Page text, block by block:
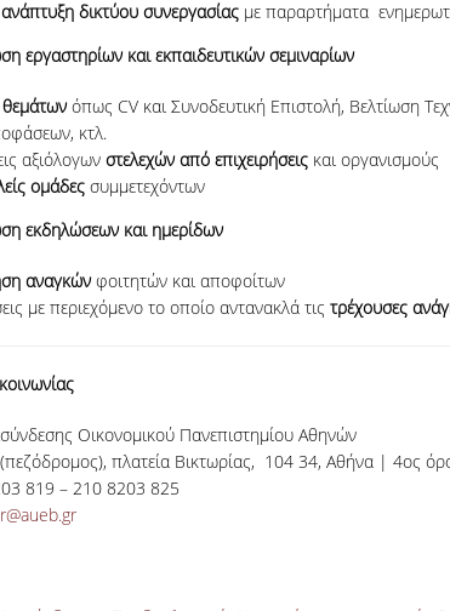
ανάπτυξη δικτύου συνεργασίαςμε παραρτήματα
εργαστηρίων και εκπαιδευτικών σεμιναρίων
θεμάτωνόπως CV και Συνοδευτική Επιστολή, Βελτίωση
κτλ.
αξιόλογων στελεχών από επιχειρήσειςκαι οργανισμούς
ομάδεςσυμμετεχόντων
εκδηλώσεων και ημερίδων
αναγκώνφοιτητών και αποφοίτων
με περιεχόμενο το οποίο αντανακλά τις τρέχουσες
Οικονομικού Πανεπιστημίου Αθηνών
πλατεία Βικτωρίας, 104 34, Αθήνα | 4ος
819 – 210 8203 825